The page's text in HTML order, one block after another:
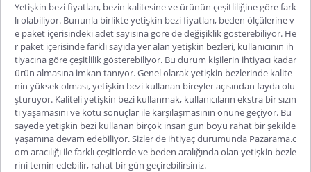
Yetişkin bezi fiyatları, bezin kalitesine ve ürünün çeşitliliğine göre fark
lı olabiliyor. Bununla birlikte yetişkin bezi fiyatları, beden ölçülerine v
e paket içerisindeki adet sayısına göre de değişiklik gösterebiliyor. He
r paket içerisinde farklı sayıda yer alan yetişkin bezleri, kullanıcının ih
tiyacına göre çeşitlilik gösterebiliyor. Bu durum kişilerin ihtiyacı kadar
ürün almasına imkan tanıyor. Genel olarak yetişkin bezlerinde kalite
nin yüksek olması, yetişkin bezi kullanan bireyler açısından fayda olu
şturuyor. Kaliteli yetişkin bezi kullanmak, kullanıcıların ekstra bir sızın
tı yaşamasını ve kötü sonuçlar ile karşılaşmasının önüne geçiyor. Bu
sayede yetişkin bezi kullanan birçok insan gün boyu rahat bir şekilde
yaşamına devam edebiliyor. Sizler de ihtiyaç durumunda Pazarama.c
om aracılığı ile farklı çeşitlerde ve beden aralığında olan yetişkin bezle
rini temin edebilir, rahat bir gün geçirebilirsiniz.